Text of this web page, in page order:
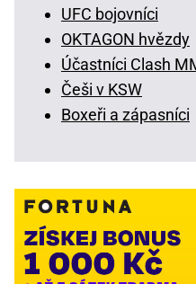
UFC bojovníci
OKTAGON hvězdy
Účastníci Clash
Češi v KSW
Boxeři a zápasníci